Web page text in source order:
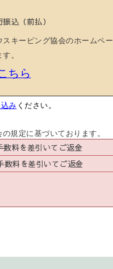
振込（前払）
スキーピング協会のホームペー
。
ちら
み ください。
規定に基づいております。
料を差引いてご返金
数料を差引いてご返金